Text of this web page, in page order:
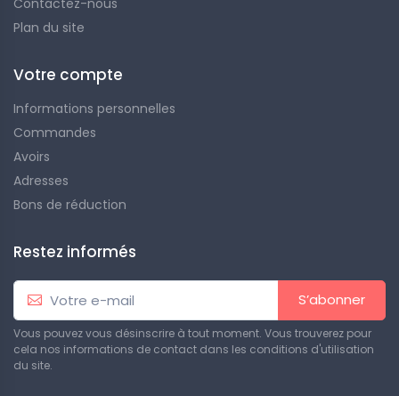
Contactez-nous
Plan du site
Votre compte
Informations personnelles
Commandes
Avoirs
Adresses
Bons de réduction
Restez informés
S’abonner
Vous pouvez vous désinscrire à tout moment. Vous trouverez pour
cela nos informations de contact dans les conditions d'utilisation
du site.